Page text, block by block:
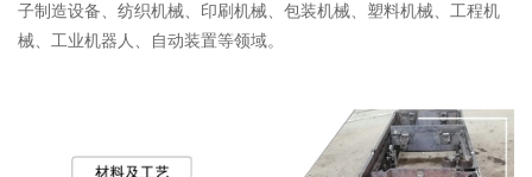
子制造设备、纺织机械、印刷机械、包装机械、塑料机械、工程机
械、工业机器人、自动装置等领域。